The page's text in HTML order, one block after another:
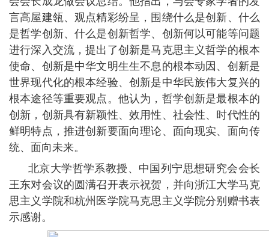
言高屋建瓴、观点精彩纷呈，围绕什么是创新、什么
是哲学创新、什么是创新哲学、创新何以可能等问题
进行深入交流，提出了创新是马克思主义哲学的根本
使命、创新是中华文明生生不息的根本动因、创新是
世界现代化的根本经验、创新是中华民族伟大复兴的
根本途径等重要观点。他认为，哲学创新是最根本的
创新，创新具有新颖性、效用性、社会性、时代性的
鲜明特点，推进创新要面向理论、面向现实、面向传
统、面向未来。
北京大学哲学系教授、中国列宁思想研究会会长
王东对会议的圆满召开表示祝贺，并向浙江大学马克
思主义学院和杭州医学院马克思主义学院分别赠书表
示感谢。